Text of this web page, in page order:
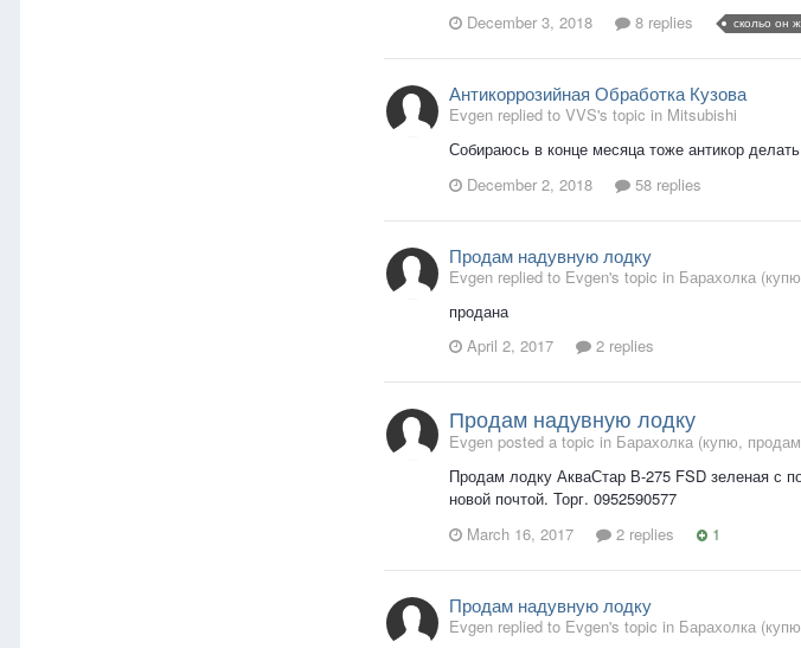
December 3, 2018
8 replies скольо он
Антикоррозийная Обработка Кузова
Evgen replied to VVS's topic in Mitsubishi
Собираюсь в конце месяца тоже антикор
December 2, 2018
58 replies
Продам надувную лодку
Evgen replied to Evgen's topic in Барахолка
продана
April 2, 2017
2 replies
Продам надувную лодку
Evgen posted a topic in Барахолка (купю,
Продам лодку АкваСтар В-275 FSD зеленая с
новой почтой. Торг. 0952590577
March 16, 2017
2 replies 1
Продам надувную лодку
Evgen replied to Evgen's topic in Барахолка